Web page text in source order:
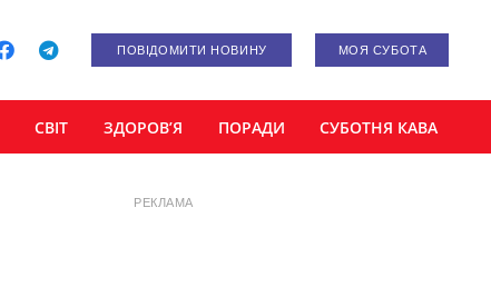
ПОВІДОМИТИ НОВИНУ МОЯ СУБОТА
СВІТ ЗДОРОВ’Я ПОРАДИ СУБОТНЯ КАВА
РЕКЛАМА